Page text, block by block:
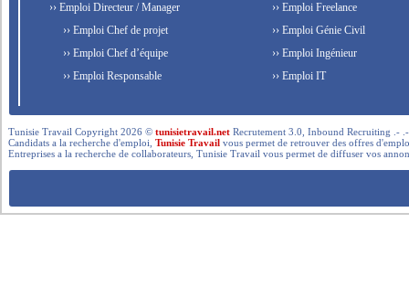
›› Emploi Directeur / Manager
›› Emploi Chef de projet
›› Emploi Chef d’équipe
›› Emploi Responsable
›› Emploi Freelance
›› Emploi Génie Civil
›› Emploi Ingénieur
›› Emploi IT
Tunisie Travail Copyright 2026 ©tunisietravail.net Recrutement 3.0, Inbound Recruiting .-
Candidats a la recherche d'emploi,Tunisie Travail vous permet de retrouver des offres
Entreprises a la recherche de collaborateurs, Tunisie Travail vous permet de diffuser vos